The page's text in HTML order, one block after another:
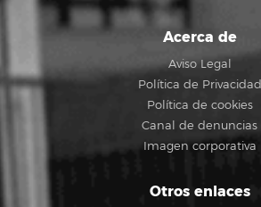
Acerca de
Aviso Legal
Política de Privacidad
Política de cookies
Canal de denuncias
Imagen corporativa
Otros enlaces